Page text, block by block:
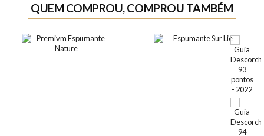
QUEM COMPROU, COMPROU TAMBÉM